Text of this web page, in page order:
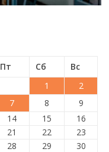
Пт Сб
Вс
1
2
7 8
9
14 15
16
21 22
23
28 29
30